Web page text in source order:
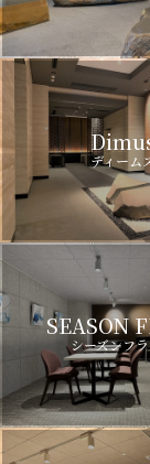
ディーム
SEASON
シーズンフ